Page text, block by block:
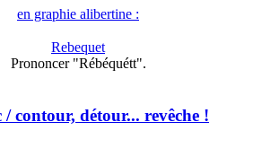
en graphie alibertine :
Rebequet
Prononcer "Rébéquétt".
/ contour, détour... revêche !